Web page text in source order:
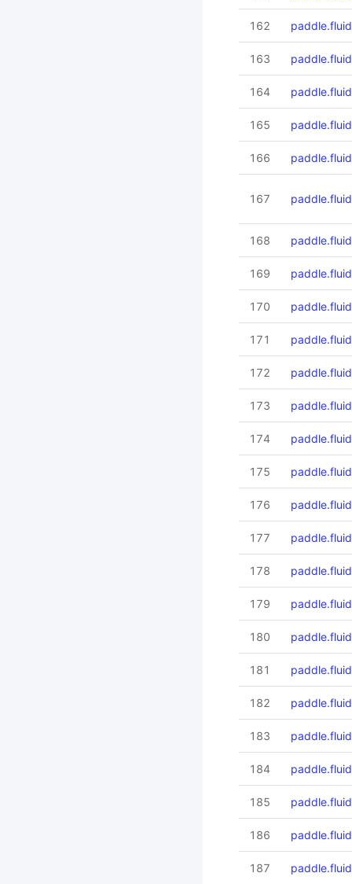
162
163
164
165
166
167
168
169
170
171
172
173
174
175
176
177
178
179
180
181
182
183
184
185
186
187